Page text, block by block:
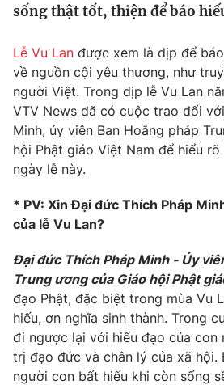
Tin tức
Thế giới đó đây
Câu chuyện quốc tế
Kinh tế
Tài chính
Thị trường
Góc doanh nghiệp
Dữ liệu và đời sống
Truyền hình
Phim VTV
Nhân vật
Giải sao mai
Giải trí
Điện ảnh
Âm nhạc
Sao
Đời sống
Làm đẹp
Chất lượng cuộc sống
Giáo dục
Tuyển sinh
Học trực tuyến
Công nghệ
Hitech Công nghệ tương lai
Sản phẩm
Giao lưu trực tuyến
sống thật tốt, thiện để báo
Lễ Vu Lan được xem là dịp để
về nguồn cội yêu thương, như
người Việt. Trong dịp lễ Vu Lan
VTV News đã có cuộc trao đổi
Minh, ủy viên Ban Hoằng pháp
hội Phật giáo Việt Nam để hiểu
ngày lễ này.
* PV: Xin Đại đức Thích Pháp
của lễ Vu Lan?
Đại đức Thích Pháp Minh - Ủy
Trung ương của Giáo hội Phật
đạo Phật, đặc biệt trong mùa Vu
hiếu, ơn nghĩa sinh thành. Trong
đi ngược lại với hiếu đạo của con
trị đạo đức và chân lý của xã hội.
người con bất hiếu khi còn sống